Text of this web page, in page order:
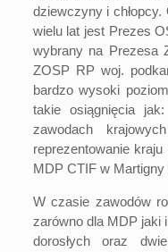
dziewczyny i
wielu lat jest Prezes
wybrany na Prezesa
ZOSP RP woj.
bardzo wysoki
takie osiągnięcia
zawodach
reprezentowanie
MDP CTIF w
W czasie zawodów
zarówno dla MDP jaki
dorosłych oraz